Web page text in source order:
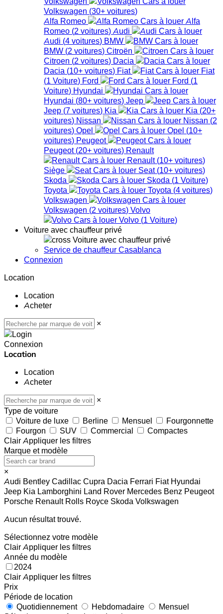
Volkswagen (30+ voitures)
Alfa Romeo
Alfa
Romeo (2 voitures) Audi
Audi (4 voitures) BMW
BMW (2 voitures) Citroën
Citroen (2 voitures) Dacia
Dacia (10+ voitures) Fiat
Fiat
(1 Voiture) Ford Ford (1
Voiture) Hyundai
Hyundai (80+ voitures) Jeep
Jeep (7 voitures) Kia Kia (20+
voitures) Nissan Nissan (2
voitures) Opel Opel (10+
voitures) Peugeot
Peugeot (20+ voitures) Renault
Renault (10+ voitures)
Siège
Seat (10+ voitures)
Skoda
Skoda (1 Voiture)
Toyota
Toyota (4 voitures)
Volkswagen
Volkswagen (2 voitures) Volvo
Volvo (1 Voiture)
Voiture avec chauffeur privé
Voiture avec chauffeur privé
Service de chauffeur Casablanca
Connexion
Location
Location
Acheter
×
Connexion
Location
Location
Acheter
×
Type de voiture
Voiture de luxe
Berline Mensuel
Fourgonnette
Fourgon
SUV Commercial
Compactes
Clair Appliquer les filtres
Marque et modèle
×
Audi Bentley Cadillac Cupra Dacia Ferrari Fiat Hyundai
Jeep Kia Lamborghini Land Rover Mercedes Benz Peugeot
Porsche Renault Rolls Royce Skoda Volkswagen
Aucun résultat trouvé.
Sélectionnez votre modèle
Clair Appliquer les filtres
Année du modèle
2024
Clair Appliquer les filtres
Prix
Période de location
Quotidiennement
Hebdomadaire
Mensuel